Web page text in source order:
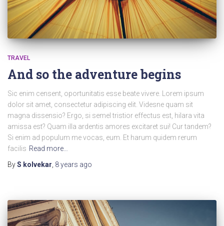
TRAVEL
And so the adventure begins
Sic enim censent, oportunitatis esse beate vivere. Lorem ipsum
dolor sit amet, consectetur adipiscing elit. Videsne quam sit
magna dissensio? Ergo, si semel tristior effectus est, hilara vita
amissa est? Quam illa ardentis amores excitaret sui! Cur tandem?
Si enim ad populum me vocas, eum. Et harum quidem rerum
facilis Read more…
ByS kolvekar 8 years ago